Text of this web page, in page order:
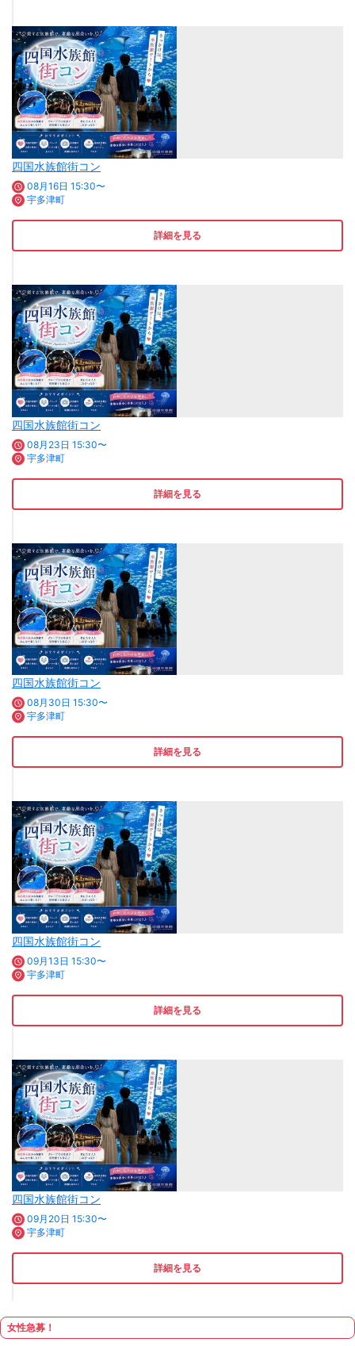
四国水族館街コン
08月16日 15:30〜
宇多津町
詳細を見る
四国水族館街コン
08月23日 15:30〜
宇多津町
詳細を見る
四国水族館街コン
08月30日 15:30〜
宇多津町
詳細を見る
四国水族館街コン
09月13日 15:30〜
宇多津町
詳細を見る
四国水族館街コン
09月20日 15:30〜
宇多津町
詳細を見る
女性急募！